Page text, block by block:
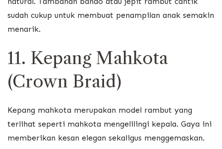
sudah cukup untuk membuat penampilan anak semakin
menarik.
11. Kepang Mahkota
(Crown Braid)
Kepang mahkota merupakan model rambut yang
terlihat seperti mahkota mengelilingi kepala. Gaya ini
memberikan kesan elegan sekaligus menggemaskan.